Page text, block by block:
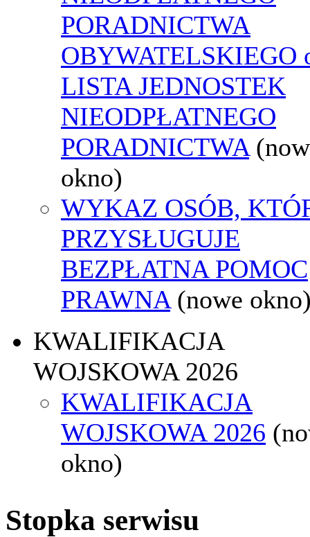
PORADNICTWA
OBYWATELSKIEGO
LISTA JEDNOSTEK
NIEODPŁATNEGO
PORADNICTWA
okno)
WYKAZ OSÓB,
PRZYSŁUGUJE
BEZPŁATNA POMOC
PRAWNA (nowe
KWALIFIKACJA
WOJSKOWA 2026
KWALIFIKACJA
WOJSKOWA 2026
okno)
Stopka serwisu